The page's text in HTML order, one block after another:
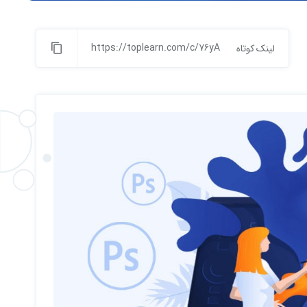
لینک کوتاه https://toplearn.com/c/76yA